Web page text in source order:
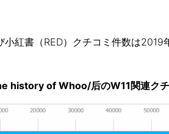
紅書（RED）クチコミ件数は2019
history of Whoo/后のW11関連ク